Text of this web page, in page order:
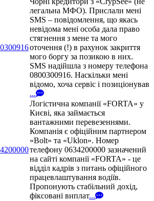
легальна МФО). Прислали мені
SMS – повідомлення, що якась
невідома мені особа дала право
стягнення з мене та мого
оточення (!) в рахунок закриття
мого боргу за позикою в них.
SMS надійшла з номеру телефона
0800300916. Наскільки мені
відомо, хоча сервіс і позиціонував
...
Логістична компанії «FORTA» у
Києві, яка займається
вантажними перевезеннями.
Компанія є офіційним партнером
«Bolt» та «Uklon». Номер
телефону 0634200000 зазначений
на сайті компанії «FORTA» - це
відділ кадрів з питань офіційного
працевлаштування водіїв.
Пропонують стабільний дохід,
фіксовані виплат...